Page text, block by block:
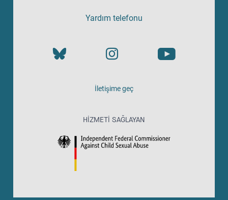
Yardım telefonu
İletişime geç
HIZMETI SAĞLAYAN